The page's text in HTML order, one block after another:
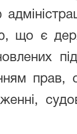
що є
прав,